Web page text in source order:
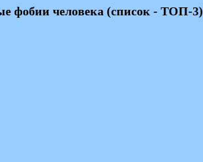
фобии человека (список - ТОП-3)